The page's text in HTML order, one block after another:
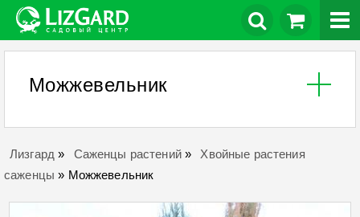
Можжевельник
Лизгард » Саженцы растений»
Хвойные растения
саженцы » Можжевельник